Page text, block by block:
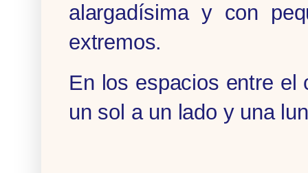
alargadísima y con
extremos.
En los espacios entre
un sol a un lado y una